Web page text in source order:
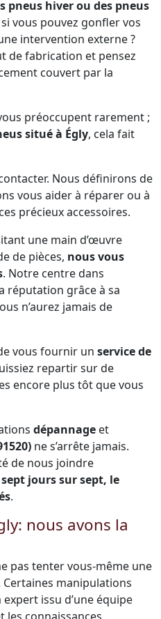
pneus hiver ou des pneus
vous pouvez gonfler vos
intervention externe ?
de fabrication et pensez
couvert par la
préoccupent rarement ;
situé à Égly, cela fait
Nous définirons de
vous aider à réparer ou à
précieux accessoires.
une main d’œuvre
de pièces, nous vous
. Notre centre dans
réputation grâce à sa
n’aurez jamais de
vous fournir un service de
repartir sur de
encore plus tôt que vous
dépannage et
ne s’arrête jamais.
de nous joindre
sept jours sur sept, le
.
nous avons la
pas tenter vous-même une
manipulations
expert issu d’une équipe